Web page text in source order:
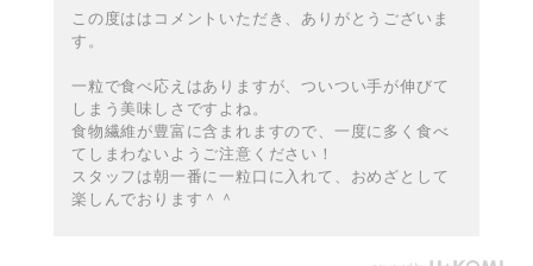
この度ははコメントいただき、ありがとうございま
す。
一粒で食べ応えはありますが、ついつい手が伸びて
しまう美味しさですよね。
食物繊維が豊富に含まれますので、一度に多く食べ
てしまわないようご注意ください！
スタッフは朝一番に一粒口に入れて、おめざとして
楽しんでおります＾＾